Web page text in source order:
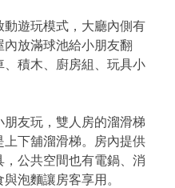
遊玩模式，大廳內側有
放滿球池給小朋友翻
積木、廚房組、玩具小
友玩，雙人房的溜滑梯
下舖溜滑梯。房內提供
公共空間也有電鍋、消
泡麵讓房客享用。